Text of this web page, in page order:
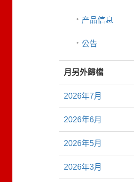
产品信息
公告
月另外歸檔
2026年7月
2026年6月
2026年5月
2026年3月